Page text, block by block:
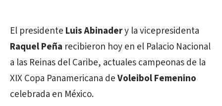
El presidente Luis Abinadery la vicepresidenta
Raquel Peña recibieron hoy en el Palacio Nacional
a las Reinas del Caribe, actuales campeonas de la
XIX Copa Panamericana deVoleibol Femenino
celebrada en México.